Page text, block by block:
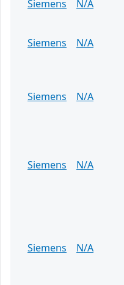
Siemens
N/A
Siemens
N/A
Siemens
N/A
Siemens
N/A
Siemens
N/A